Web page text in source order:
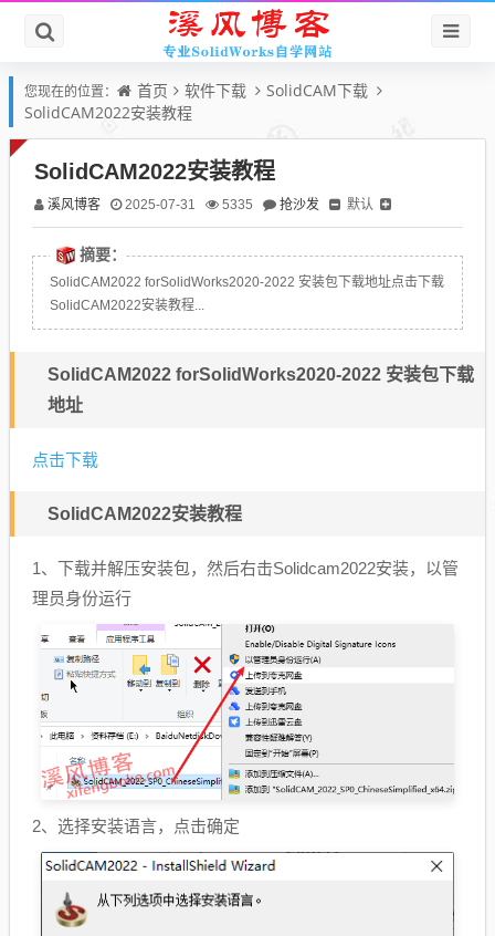
您现在的位置： 首页 软件下载
SolidCAM下载
SolidCAM2022安装教程
SolidCAM2022安装教程
溪风博客 2025-07-31 5335 抢沙发 默认
摘要：
SolidCAM2022 forSolidWorks2020-2022 安装包下载地址点击下载
SolidCAM2022安装教程...
SolidCAM2022 forSolidWorks2020-2022 安装包下载
地址
点击下载
SolidCAM2022安装教程
1、下载并解压安装包，然后右击Solidcam2022安装，以管
理员身份运行
2、选择安装语言，点击确定